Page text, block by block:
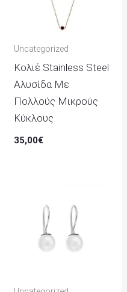
Uncategorized
Κολιέ Stainless Steel
Αλυσίδα Με
Πολλούς Μικρούς
Κύκλους
35,00€